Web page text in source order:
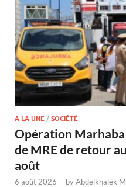
A LA UNE / SOCIÉTÉ
Opération
de MRE de retour
août
6 août 2026 - byAbdelkhalek